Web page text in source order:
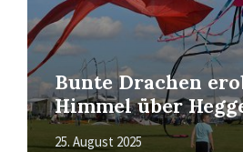
Bunte Drachen
Himmel über
25. August 2025